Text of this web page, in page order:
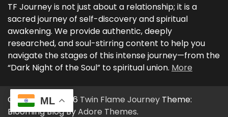
TF Journey is not just about a relationship; it is a
sacred journey of self-discovery and spiritual
awakening. We provide authentic, deeply
researched, and soul-stirring content to help you
navigate the stages of this intense journey—from the
“Dark Night of the Soul” to spiritual union. More
Copyright © 2026 Twin Flame Journey Theme:
Blooming Blog ByAdore Themes.
ML